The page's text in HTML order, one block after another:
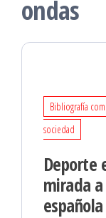
ondas
Bibliografía
sociedad
Deporte
mirada
española